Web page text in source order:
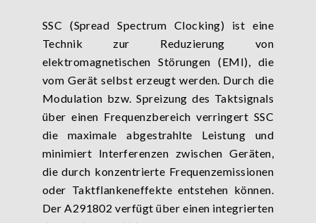
SSC (Spread Spectrum Clocking) ist eine
Technik zur Reduzierung von
elektromagnetischen Störungen (EMI), die
vom Gerät selbst erzeugt werden. Durch die
Modulation bzw. Spreizung des Taktsignals
über einen Frequenzbereich verringert SSC
die maximale abgestrahlte Leistung und
minimiert Interferenzen zwischen Geräten,
die durch konzentrierte Frequenzemissionen
oder Taktflankeneffekte entstehen können.
Der A291802 verfügt über einen integrierten